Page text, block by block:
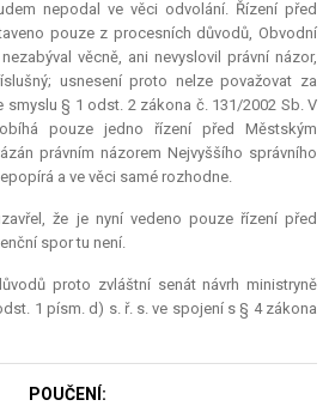
nepodal ve věci odvolání. Řízení před
pouze z procesních důvodů, Obvodní
věcně, ani nevyslovil právní názor,
usnesení proto nelze považovat za
§ 1 odst. 2 zákona č. 131/2002 Sb. V
pouze jedno řízení před Městským
právním názorem Nejvyššího správního
a ve věci samé rozhodne.
že je nyní vedeno pouze řízení před
spor tu není.
proto zvláštní senát návrh ministryně
1 písm. d) s. ř. s. ve spojení s § 4 zákona
POUČENÍ: